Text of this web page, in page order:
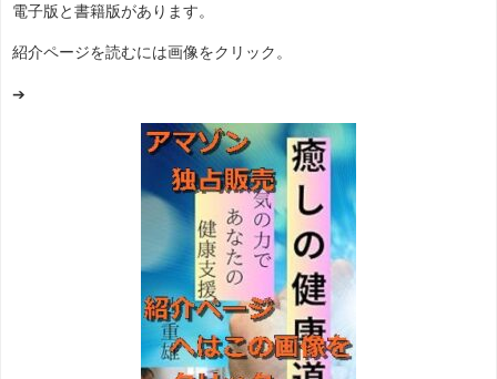
電子版と書籍版があります。
紹介ページを読むには画像をクリック。
➔